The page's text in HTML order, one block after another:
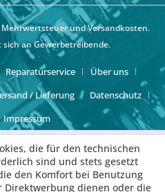
Mehrwertsteuer undVersandkosten.
an Gewerbetreibende.
Reparaturservice
Über uns
/ Lieferung
Datenschutz
Impressum
die für den technischen
sind und stets gesetzt
den Komfort bei Benutzung
Direktwerbung dienen oder die